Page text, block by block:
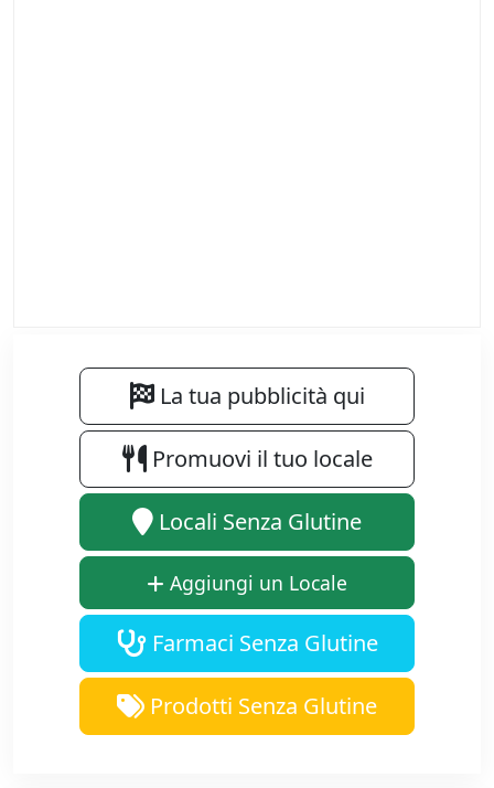
La tua pubblicità qui
Promuovi il tuo locale
Locali Senza Glutine
Aggiungi un Locale
Farmaci Senza Glutine
Prodotti Senza Glutine